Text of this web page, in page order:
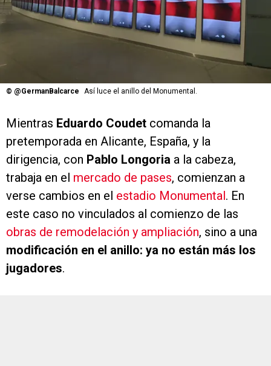
© @GermanBalcarce Así luce el anillo del Monumental.
Mientras Eduardo Coudet comanda la
pretemporada en Alicante, España, y la
dirigencia, con Pablo Longoria a la cabeza,
trabaja en el mercado de pases, comienzan a
verse cambios en el estadio Monumental . En
este caso no vinculados al comienzo de las
obras de remodelación y ampliación, sino a una
modificación en el anillo: ya no están más los
jugadores.